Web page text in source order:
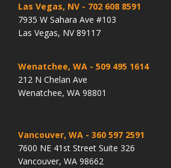
Las Vegas, NV - 702 608 8591
7935 W Sahara Ave #103
Las Vegas, NV 89117
Wenatchee, WA - 509 495 1614
212 N Chelan Ave
Wenatchee, WA 98801
Vancouver, WA - 360 597 2591
7600 NE 41st Street Suite 326
Vancouver, WA 98662